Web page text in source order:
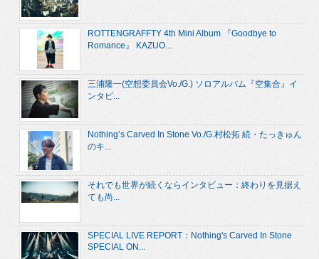
ROTTENGRAFFTY 4th Mini Album 『Goodbye to
Romance』 KAZUO...
三浦隆一(空想委員会Vo./G.) ソロアルバム『空集合』イ
ンタビ...
Nothing’s Carved In Stone Vo./G.村松拓 続・たっきゅん
のキ...
それでも世界が続くならインタビュー：終わりを見据え
ても尚...
SPECIAL LIVE REPORT：Nothing's Carved In Stone
SPECIAL ON...